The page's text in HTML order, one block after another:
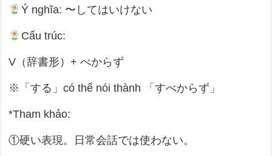
Ý nghĩa: 〜してはいけない
Cấu trúc:
V（辞書形）+ べからず
※「する」có thể nói thành 「すべからず」
*Tham khảo:
①硬い表現。日常会話では使わない。